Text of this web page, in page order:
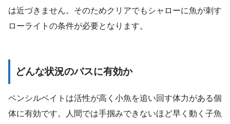
は近づきません。そのためクリアでもシャローに魚が刺す
ローライトの条件が必要となります。
どんな状況のバスに有効か
ペンシルベイトは活性が高く小魚を追い回す体力がある個
体に有効です。人間では手掴みできないほど早く動く子魚